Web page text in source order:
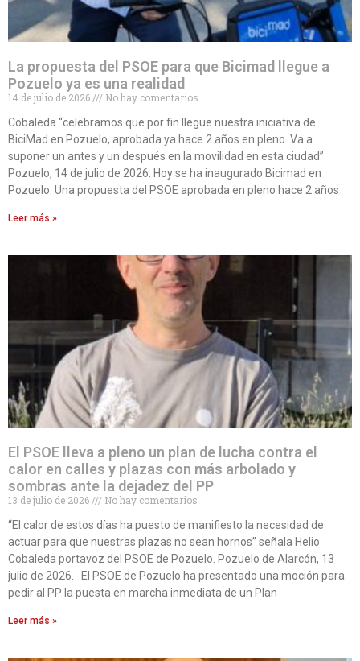
La propuesta del PSOE para que Bicimad llegue a
Pozuelo ya es una realidad
14 de julio de 2026
No hay comentarios
Cobaleda “celebramos que por fin llegue nuestra iniciativa de
BiciMad en Pozuelo, aprobada ya hace 2 años en pleno. Va a
suponer un antes y un después en la movilidad en esta ciudad”
Pozuelo, 14 de julio de 2026. Hoy se ha inaugurado Bicimad en
Pozuelo. Una propuesta del PSOE aprobada en pleno hace 2 años
Leer más »
El PSOE lleva a pleno un plan de lucha contra el
calor en calles y plazas con más arbolado y
sombras ante la dejadez del PP
13 de julio de 2026
No hay comentarios
“El calor de estos días ha puesto de manifiesto la necesidad de
actuar para que nuestras plazas no sean hornos” señala Helio
Cobaleda portavoz del PSOE de Pozuelo. Pozuelo de Alarcón, 13
julio de 2026. El PSOE de Pozuelo ha presentado una moción para
pedir al PP la puesta en marcha inmediata de un Plan
Leer más »